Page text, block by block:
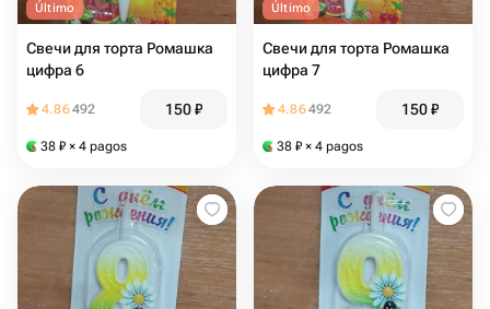
Último
Свечи для торта Ромашка
цифра 6
4.86492 150₽
38 ₽ × 4 pagos
Último
Свечи для торта Ромашка
цифра 7
4.86492 150₽
38 ₽ × 4 pagos